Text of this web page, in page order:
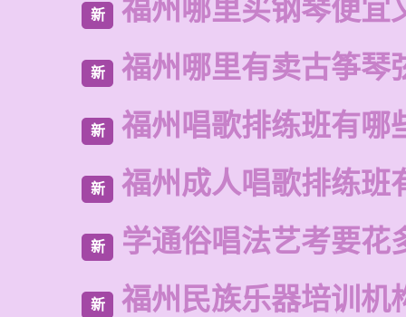
新 福州哪里买钢琴便宜
新 福州哪里有卖古筝琴
新 福州唱歌排练班有哪
新 福州成人唱歌排练班
新 学通俗唱法艺考要花
新 福州民族乐器培训机